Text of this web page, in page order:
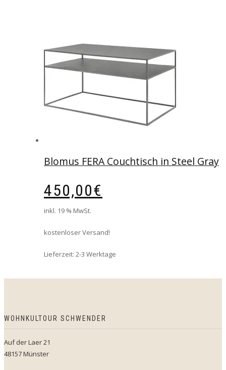
Blomus FERA Couchtisch in Steel Gray
450,00€
inkl. 19 % MwSt.
kostenloser Versand!
Lieferzeit: 2-3 Werktage
WOHNKULTOUR SCHWENDER
Auf der Laer 21
48157 Münster